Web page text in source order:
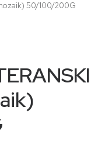
50/100/200G